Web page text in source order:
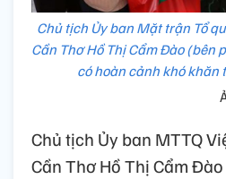
Chủ tịch Ủy ban Mặt trận Tổ
Cần Thơ Hồ Thị Cẩm Đào (bên
có hoàn cảnh khó
Chủ tịch Ủy ban MTTQ
Cần Thơ Hồ Thị Cẩm